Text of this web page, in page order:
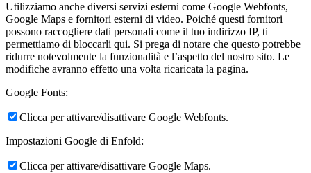
Utilizziamo anche diversi servizi esterni come Google Webfonts,
Google Maps e fornitori esterni di video. Poiché questi fornitori
possono raccogliere dati personali come il tuo indirizzo IP, ti
permettiamo di bloccarli qui. Si prega di notare che questo potrebbe
ridurre notevolmente la funzionalità e l’aspetto del nostro sito. Le
modifiche avranno effetto una volta ricaricata la pagina.
Google Fonts:
Clicca per attivare/disattivare Google Webfonts.
Impostazioni Google di Enfold:
Clicca per attivare/disattivare Google Maps.